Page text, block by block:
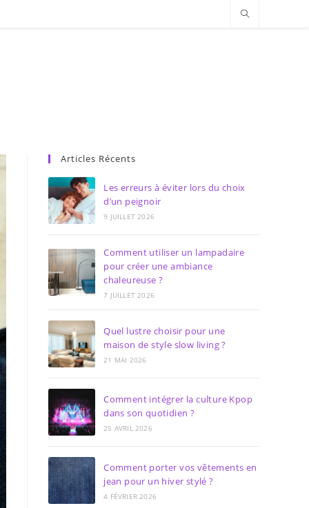
Articles Récents
Les erreurs à éviter lors du choix
d’un peignoir
9 JUILLET 2026
Comment utiliser un lampadaire
pour créer une ambiance
chaleureuse ?
7 JUILLET 2026
Quel lustre choisir pour une
maison de style slow living ?
21 MAI 2026
Comment intégrer la culture Kpop
dans son quotidien ?
25 AVRIL 2026
Comment porter vos vêtements en
jean pour un hiver stylé ?
4 FÉVRIER 2026